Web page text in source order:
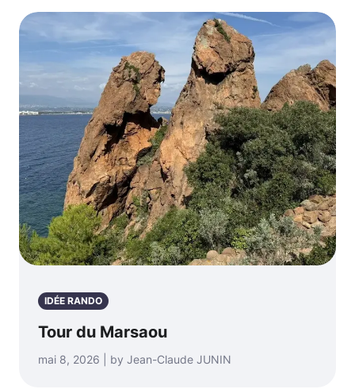
IDÉE RANDO
Tour du Marsaou
mai 8, 2026 | by Jean-Claude JUNIN